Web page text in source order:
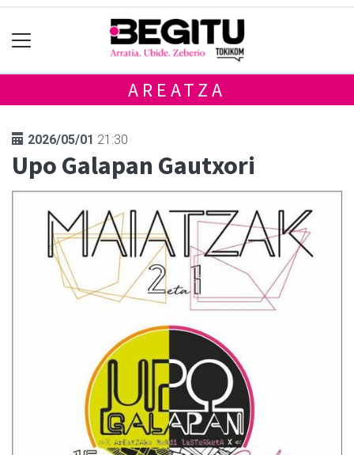
AREATZA
2026/05/01 21:30
Upo Galapan Gautxori